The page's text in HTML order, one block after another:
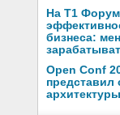
На Т1
бизнеса:
Open Conf
представил